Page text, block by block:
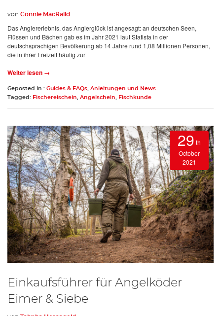
von Connie MacRaild
Das Anglererlebnis, das Anglerglück ist angesagt: an deutschen Seen,
Flüssen und Bächen gab es im Jahr 2021 laut Statista in der
deutschsprachigen Bevölkerung ab 14 Jahre rund 1,08 Millionen Personen,
die in ihrer Freizeit häufig zur
Weiter lesen →
Geposted in : Guides & FAQs Anleitungen und News
Tagged: Fischereischein Angelschein Fischkunde
29 th
October
2021
Einkaufsführer für Angelköder
Eimer & Siebe